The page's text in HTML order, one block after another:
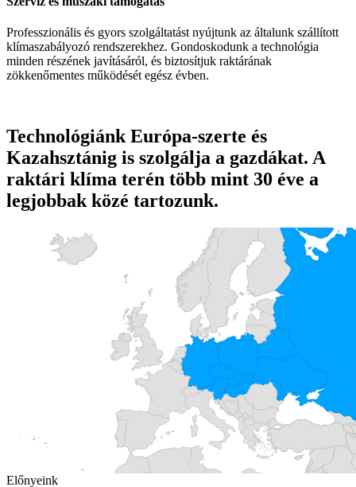
Professzionális és gyors szolgáltatást nyújtunk az általunk szállított
klímaszabályozó rendszerekhez. Gondoskodunk a technológia
minden részének javításáról, és biztosítjuk raktárának
zökkenőmentes működését egész évben.
Technológiánk Európa-szerte és
Kazahsztánig is szolgálja a gazdákat. A
raktári klíma terén több mint 30 éve a
legjobbak közé tartozunk.
Előnyeink